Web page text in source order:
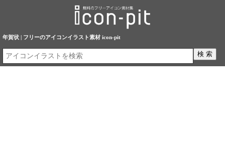
年賀状 | フリーのアイコンイラスト素材 icon-pit